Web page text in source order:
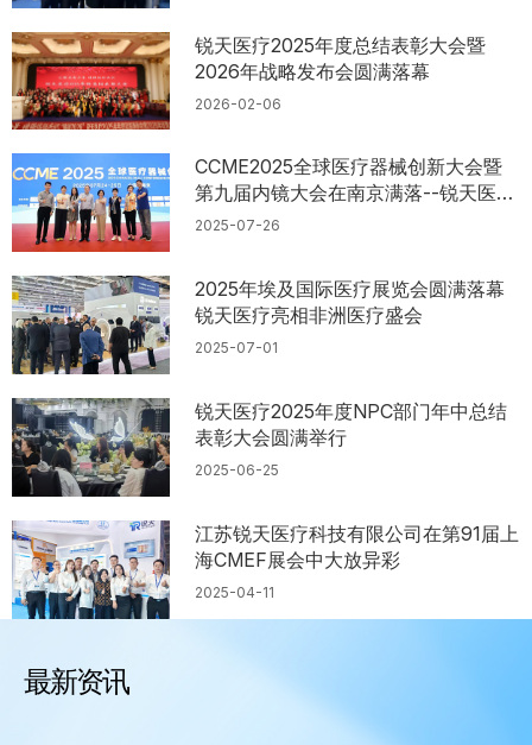
锐天医疗2025年度总结表彰大会暨
2026年战略发布会圆满落幕
2026-02-06
CCME2025全球医疗器械创新大会暨
第九届内镜大会在南京满落--锐天医疗
创新产品引关注，国产器械国际化进程
2025-07-26
2025年埃及国际医疗展览会圆满落幕
锐天医疗亮相非洲医疗盛会
2025-07-01
锐天医疗2025年度NPC部门年中总结
表彰大会圆满举行
2025-06-25
江苏锐天医疗科技有限公司在第91届上
海CMEF展会中大放异彩
2025-04-11
最新资讯